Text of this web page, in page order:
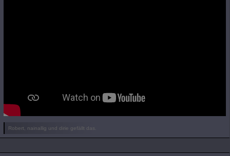
Robert, nainallig und dirie gefällt das.